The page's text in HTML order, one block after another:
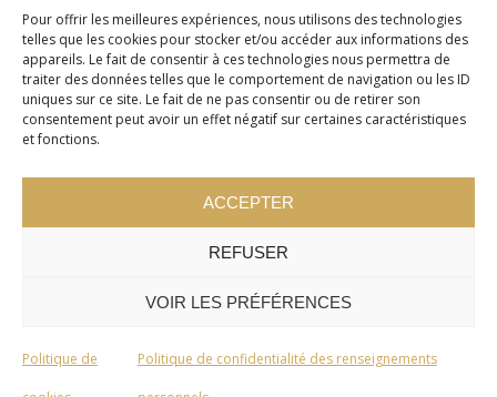
Pour offrir les meilleures expériences, nous utilisons des technologies
telles que les cookies pour stocker et/ou accéder aux informations des
appareils. Le fait de consentir à ces technologies nous permettra de
traiter des données telles que le comportement de navigation ou les ID
uniques sur ce site. Le fait de ne pas consentir ou de retirer son
consentement peut avoir un effet négatif sur certaines caractéristiques
et fonctions.
ACCEPTER
REFUSER
VOIR LES PRÉFÉRENCES
Politique de Politique de confidentialité des renseignements
Desmaures QC G3A 0M7
© 2024 Cercle Kaizen. Tous droits réservés -